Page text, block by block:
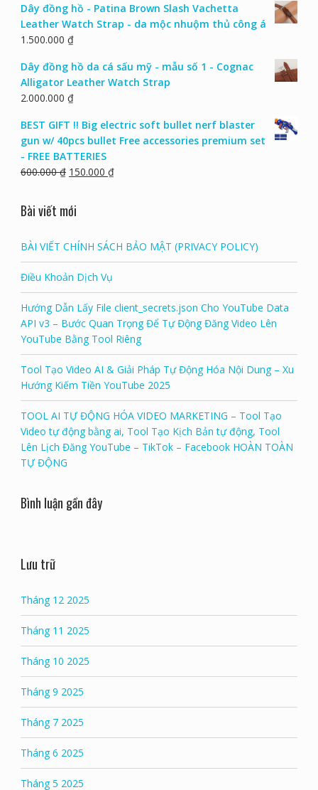
Dây đồng hồ - Patina Brown Slash Vachetta
Leather Watch Strap - da mộc nhuộm thủ công á
1.500.000 ₫
Dây đồng hồ da cá sấu mỹ - mẫu số 1 - Cognac
Alligator Leather Watch Strap
2.000.000 ₫
BEST GIFT !! Big electric soft bullet nerf blaster
gun w/ 40pcs bullet Free accessories premium set
- FREE BATTERIES
600.000₫ 150.000 ₫
Bài viết mới
BÀI VIẾT CHÍNH SÁCH BẢO MẬT (PRIVACY POLICY)
Điều Khoản Dịch Vụ
Hướng Dẫn Lấy File client_secrets.json Cho YouTube Data
API v3 – Bước Quan Trọng Để Tự Động Đăng Video Lên
YouTube Bằng Tool Riêng
Tool Tạo Video AI & Giải Pháp Tự Động Hóa Nội Dung – Xu
Hướng Kiếm Tiền YouTube 2025
TOOL AI TỰ ĐỘNG HÓA VIDEO MARKETING – Tool Tạo
Video tự động bằng ai, Tool Tạo Kịch Bản tự động, Tool
Lên Lịch Đăng YouTube – TikTok – Facebook HOÀN TOÀN
TỰ ĐỘNG
Bình luận gần đây
Lưu trữ
Tháng 12 2025
Tháng 11 2025
Tháng 10 2025
Tháng 9 2025
Tháng 7 2025
Tháng 6 2025
Tháng 5 2025